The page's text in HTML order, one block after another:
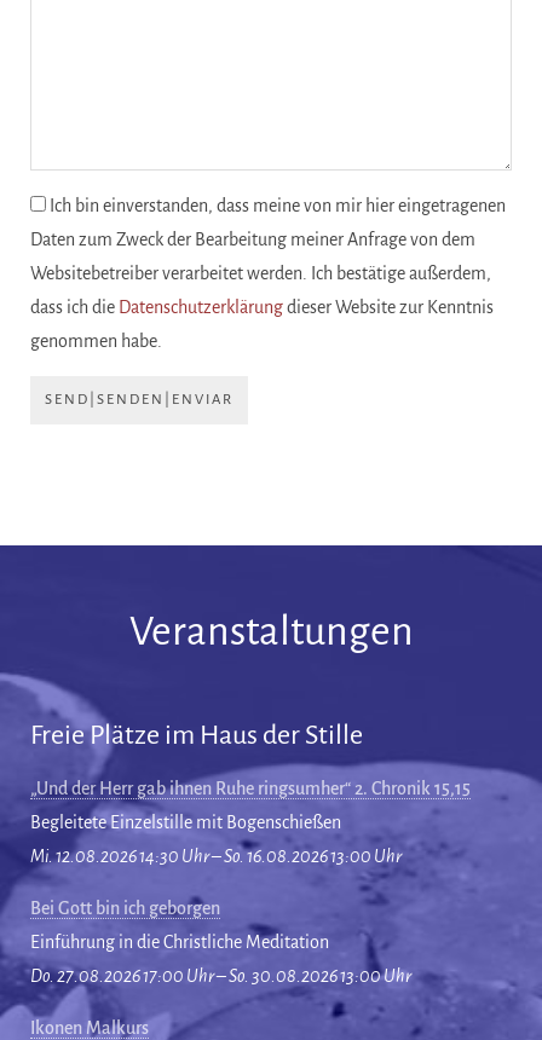
Ich bin einverstanden, dass meine von mir hier eingetragenen
Daten zum Zweck der Bearbeitung meiner Anfrage von dem
Websitebetreiber verarbeitet werden. Ich bestätige außerdem,
dass ich die Datenschutzerklärungdieser Website zur Kenntnis
genommen habe.
SEND|SENDEN|ENVIAR
Veranstaltungen
Freie Plätze im Haus der Stille
„Und der Herr gab ihnen Ruhe ringsumher“ 2. Chronik 15,15
Begleitete Einzelstille mit Bogenschießen
Mi. 12.08.2026 14:30 Uhr – So. 16.08.2026 13:00 Uhr
Bei Gott bin ich geborgen
Einführung in die Christliche Meditation
Do. 27.08.2026 17:00 Uhr – So. 30.08.2026 13:00 Uhr
Ikonen Malkurs